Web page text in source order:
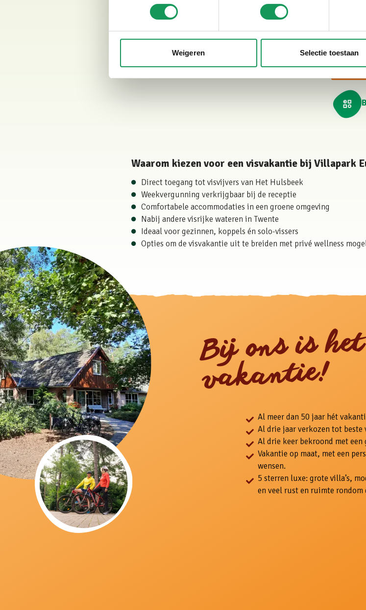
Weigeren Selectie toestaan
Waarom kiezen voor een visvakantie bij Villapark
Direct toegang tot visvijvers van Het Hulsbeek
Weekvergunning verkrijgbaar bij de receptie
Comfortabele accommodaties in een groene omgeving
Nabij andere visrijke wateren in Twente
Ideaal voor gezinnen, koppels én solo-vissers
Opties om de visvakantie uit te breiden met privé wellness
Bij ons is
vakantie!
Al meer dan 50 jaar hét
Al drie jaar verkozen tot beste
Al drie keer bekroond met een
Vakantie op maat, met een
wensen.
5 sterren luxe: grote villa’s,
en veel rust en ruimte rondom